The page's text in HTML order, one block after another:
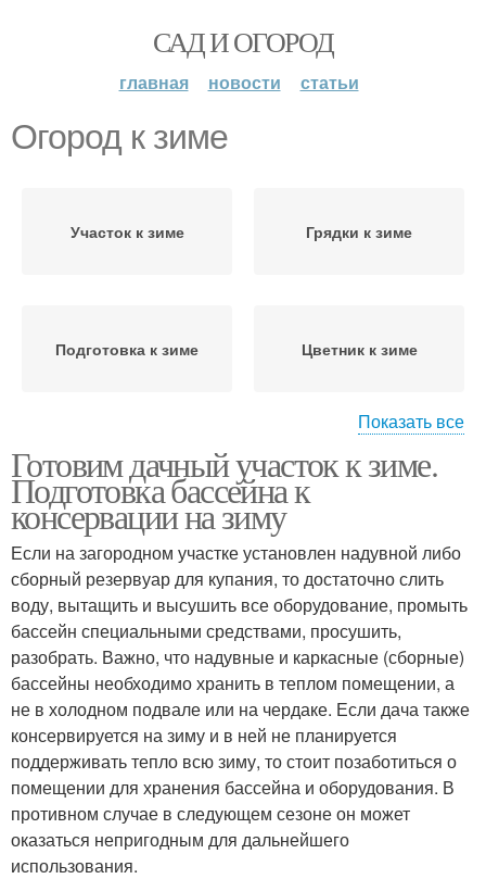
САД И ОГОРОД
главная новости статьи
Огород к зиме
Участок к зиме Грядки к зиме
Подготовка к зиме Цветник к зиме
Культуры к зиме Осень на огороде
Осенний огород Груши к зиме
Сад к зиме Октябрь в огород
Посадки в огороде Работы в огороде
Показать все
Готовим дачный участок к зиме.
Подготовка бассейна к
консервации на зиму
Если на загородном участке установлен надувной либо
сборный резервуар для купания, то достаточно слить
воду, вытащить и высушить все оборудование, промыть
бассейн специальными средствами, просушить,
разобрать. Важно, что надувные и каркасные (сборные)
бассейны необходимо хранить в теплом помещении, а
не в холодном подвале или на чердаке. Если дача также
консервируется на зиму и в ней не планируется
поддерживать тепло всю зиму, то стоит позаботиться о
помещении для хранения бассейна и оборудования. В
противном случае в следующем сезоне он может
оказаться непригодным для дальнейшего
использования.